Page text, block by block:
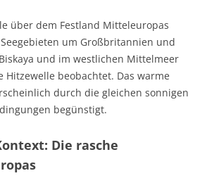
über dem Festland Mitteleuropas
um Großbritannien und
und im westlichen Mittelmeer
Hitzewelle beobachtet. Das warme
durch die gleichen sonnigen
begünstigt.
Die rasche